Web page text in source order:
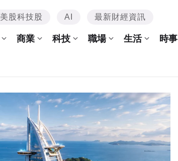
美股科技股 AI 最新財經資訊
商業 科技 職場 生活 時事